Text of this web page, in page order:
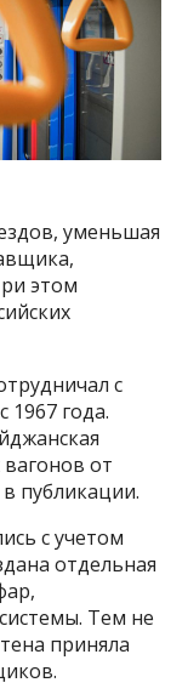
уменьшая
этом
с
года.
от
публикации.
с учетом
отдельная
Тем не
приняла